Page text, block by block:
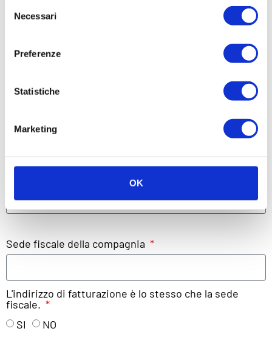
delNecessari
Preferenze
Statistiche
Marketing
OK
Hotel, o Mia Agenzia di Viaggi).
Dettagli della compagnia
Questo è il nome che apparirà nel contratto. Può essere lo
stesso nome dell'account, però deve essere il nome legale
Sede fiscale della compagnia
L'indirizzo di fatturazione è lo stesso che la sede
fiscale.
SI
NO